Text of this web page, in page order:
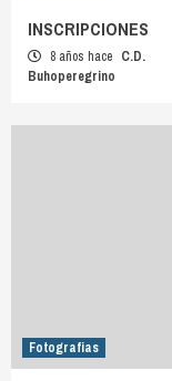
INSCRIPCIONES
8 años hace C.D.
Buhoperegrino
Fotografias